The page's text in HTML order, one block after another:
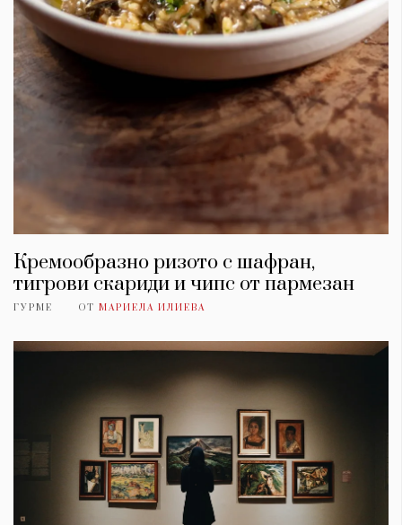
Кремообразно ризото с шафран,
тигрови скариди и чипс от пармезан
ГУРМЕ ОТ МАРИЕЛА ИЛИЕВА